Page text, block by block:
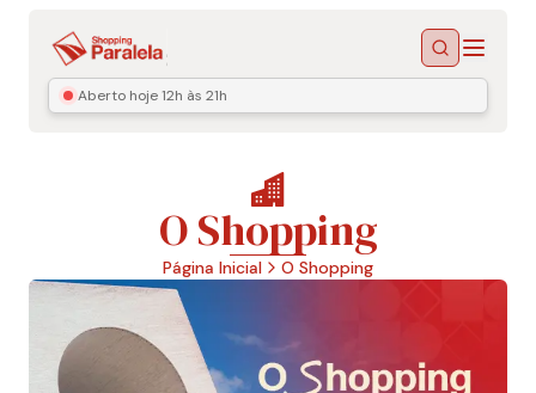
BuscarMenu
Aberto hoje12h às 21h
O Shopping
Página Inicial O Shopping